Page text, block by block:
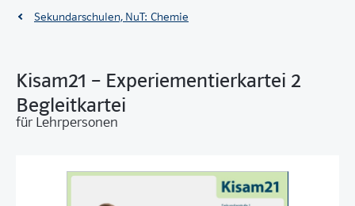
Sekundarschulen, NuT: Chemie
Kisam21 – Experiementierkartei 2
Begleitkartei
für Lehrpersonen